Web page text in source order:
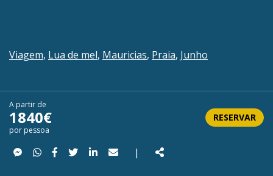
Viagem, Lua de mel, Mauricias, Praia, Junho
A partir de
1840€
por pessoa
RESERVAR
Messenger
WhatsApp
Facebook
TwitterLinkedIn
e-
| Partilhar